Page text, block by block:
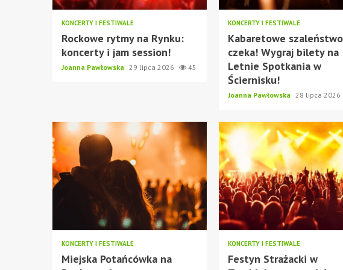
KONCERTY I FESTIWALE
Rockowe rytmy na Rynku:
koncerty i jam session!
Joanna Pawłowska 29 lipca 2026 45
KONCERTY I FESTIWALE
Kabaretowe szaleństwo
czeka! Wygraj bilety na
Letnie Spotkania w
Ściernisku!
Joanna Pawłowska 28 lipca 2026
KONCERTY I FESTIWALE
Miejska Potańcówka na
KONCERTY I FESTIWALE
Festyn Strażacki w